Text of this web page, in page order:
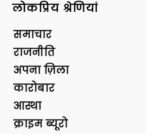
लोकप्रिय श्रेणियां
समाचार
राजनीति
अपना ज़िला
कारोबार
आस्था
क्राइम ब्यूरो